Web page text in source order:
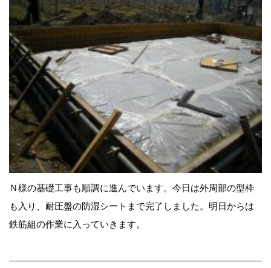
Ｎ様の基礎工事も順調に進んでいます。今日は外周部の型枠
も入り、耐圧盤の防湿シートまで完了しました。明日からは
鉄筋組の作業に入っていきます。